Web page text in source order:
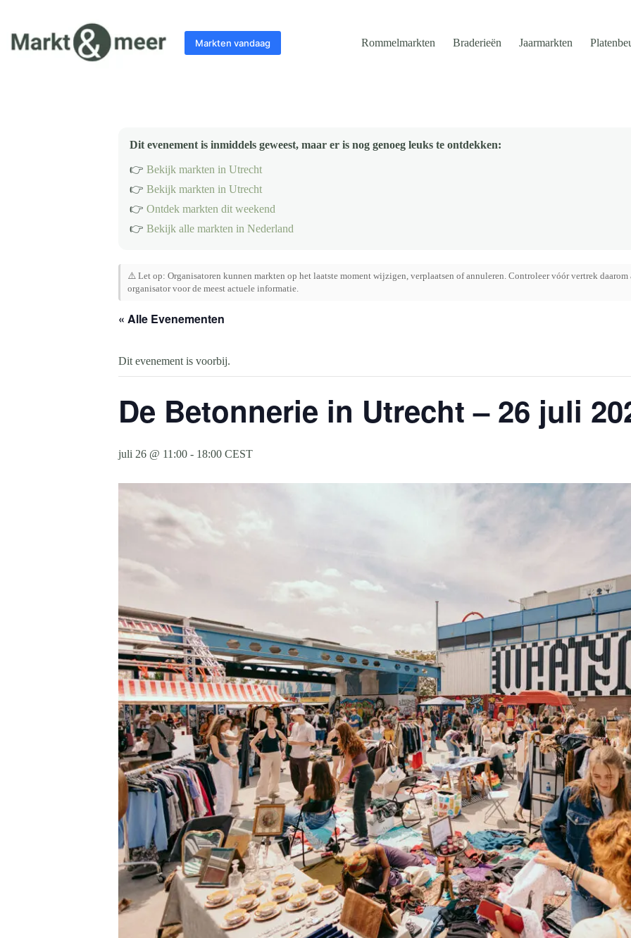
inhoud
Markten vandaag Rommelmarkten Braderieën Jaarmarkten
Dit evenement is inmiddels geweest, maar er is nog genoeg leuks te ontdekken:
👉 Bekijk markten in Utrecht
👉 Bekijk markten in Utrecht
👉 Ontdek markten dit weekend
👉 Bekijk alle markten in Nederland
⚠️ Let op: Organisatoren kunnen markten op het laatste moment wijzigen, verplaatsen of annuleren. Controleer vóór vertrek
organisator voor de meest actuele informatie.
« Alle Evenementen
Dit evenement is voorbij.
De Betonnerie in Utrecht – 26 juli
juli 26 @ 11:00 - 18:00 CEST